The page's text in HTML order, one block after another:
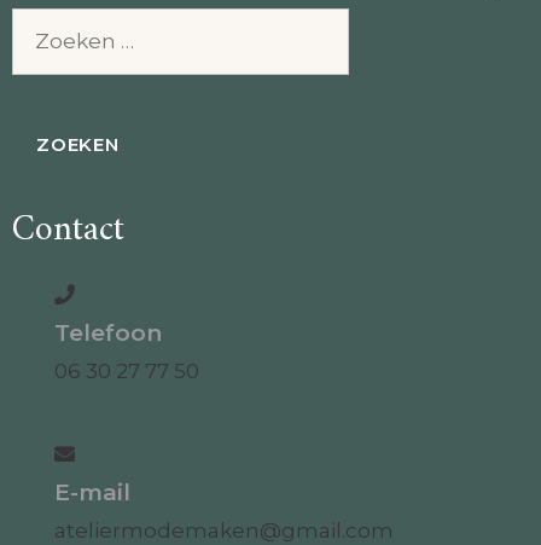
Contact
Telefoon
06 30 27 77 50
E-mail
ateliermodemaken@gmail.com